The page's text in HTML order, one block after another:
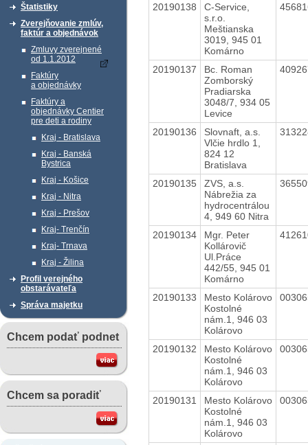
Štatistiky
Zverejňovanie zmlúv,
faktúr a objednávok
Zmluvy zverejnené
od 1.1.2012
Faktúry
a objednávky
Faktúry a
objednávky Centier
pre deti a rodiny
Kraj - Bratislava
Kraj - Banská
Bystrica
Kraj - Košice
Kraj - Nitra
Kraj - Prešov
Kraj- Trenčín
Kraj- Trnava
Kraj - Žilina
Profil verejného
obstarávateľa
Správa majetku
Chcem podať podnet
Chcem sa poradiť
20190138
C-Service,
s.r.o.
Meštianska
3019, 945 01
Komárno
20190137
Bc. Roman
Zomborský
Pradiarska
3048/7, 934 05
Levice
20190136
Slovnaft, a.s.
Vlčie hrdlo 1,
824 12
Bratislava
20190135
ZVS, a.s.
Nábrežia za
hydrocentrálou
4, 949 60 Nitra
20190134
Mgr. Peter
Kollárovič
Ul.Práce
442/55, 945 01
Komárno
20190133
Mesto Kolárovo
Kostolné
nám.1, 946 03
Kolárovo
20190132
Mesto Kolárovo
Kostolné
nám.1, 946 03
Kolárovo
20190131
Mesto Kolárovo
Kostolné
nám.1, 946 03
Kolárovo